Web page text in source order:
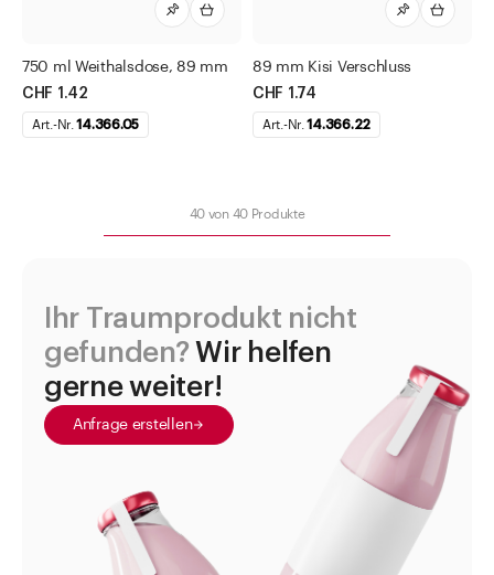
750 ml Weithalsdose, 89 mm
CHF 1.42
Art.-Nr.14.366.05
89 mm Kisi Verschluss
CHF 1.74
Art.-Nr.14.366.22
40 von 40 Produkte
Ihr Traumprodukt nicht
gefunden? Wir helfen
gerne weiter!
Anfrage erstellen